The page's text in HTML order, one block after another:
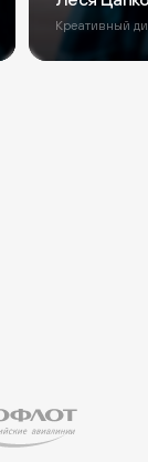
Креативный